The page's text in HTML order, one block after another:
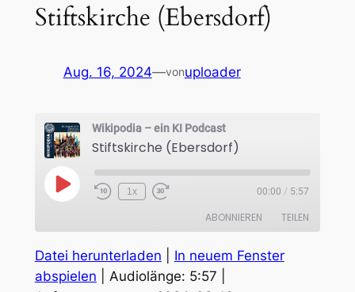
Stiftskirche (Ebersdorf)
Aug. 16, 2024—vonuploader
Wikipodia – ein KI Podcast
Stiftskirche (Ebersdorf)
Play
Episode
1x 00:00 / 5:57
ABONNIEREN TEILEN
Amazon Apple Podcasts
TEILEN
Datei herunterladen
In neuem Fenster
abspielen
Audiolänge: 5:57